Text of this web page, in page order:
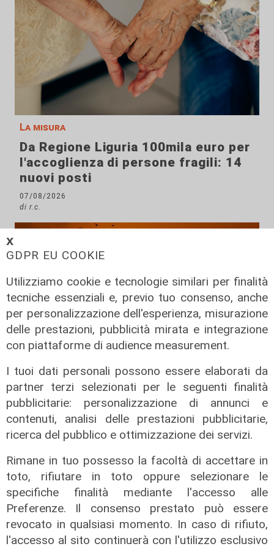
𝗫
GDPR EU COOKIE
Utilizziamo cookie e tecnologie similari per finalità
tecniche essenziali e, previo tuo consenso, anche
per personalizzazione dell'esperienza, misurazione
delle prestazioni, pubblicità mirata e integrazione
con piattaforme di audience measurement.
I tuoi dati personali possono essere elaborati da
partner terzi selezionati per le seguenti finalità
pubblicitarie: personalizzazione di annunci e
contenuti, analisi delle prestazioni pubblicitarie,
ricerca del pubblico e ottimizzazione dei servizi.
Rimane in tuo possesso la facoltà di accettare in
toto, rifiutare in toto oppure selezionare le
specifiche finalità mediante l'accesso alle
Preferenze. Il consenso prestato può essere
revocato in qualsiasi momento. In caso di rifiuto,
l'accesso al sito continuerà con l'utilizzo esclusivo
La misura
Da Regione Liguria 100mila euro per
l'accoglienza di persone fragili: 14
nuovi posti
07/08/2026
di r.c.
Prevenzione
Il 12 agosto eclissi di sole,
l'appello: "Non guardatela senza
protezioni"
06/08/2026